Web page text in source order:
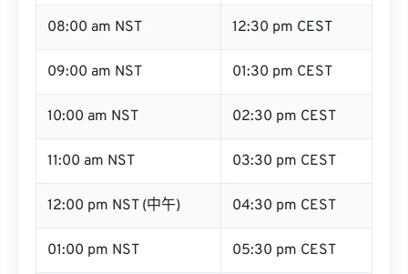
08:00 am NST 12:30 pm CEST
09:00 am NST 01:30 pm CEST
10:00 am NST 02:30 pm CEST
11:00 am NST 03:30 pm CEST
12:00 pm NST (中午) 04:30 pm CEST
01:00 pm NST 05:30 pm CEST